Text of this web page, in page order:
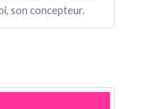
son concepteur.